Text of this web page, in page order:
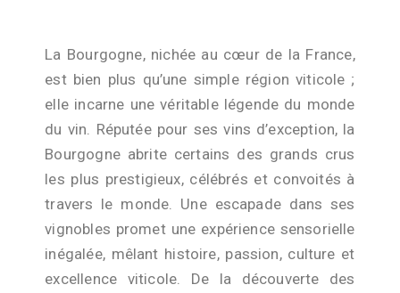
La Bourgogne, nichée au cœur de la France,
est bien plus qu’une simple région viticole ;
elle incarne une véritable légende du monde
du vin. Réputée pour ses vins d’exception, la
Bourgogne abrite certains des grands crus
les plus prestigieux, célébrés et convoités à
travers le monde. Une escapade dans ses
vignobles promet une expérience sensorielle
inégalée, mêlant histoire, passion, culture et
excellence viticole. De la découverte des